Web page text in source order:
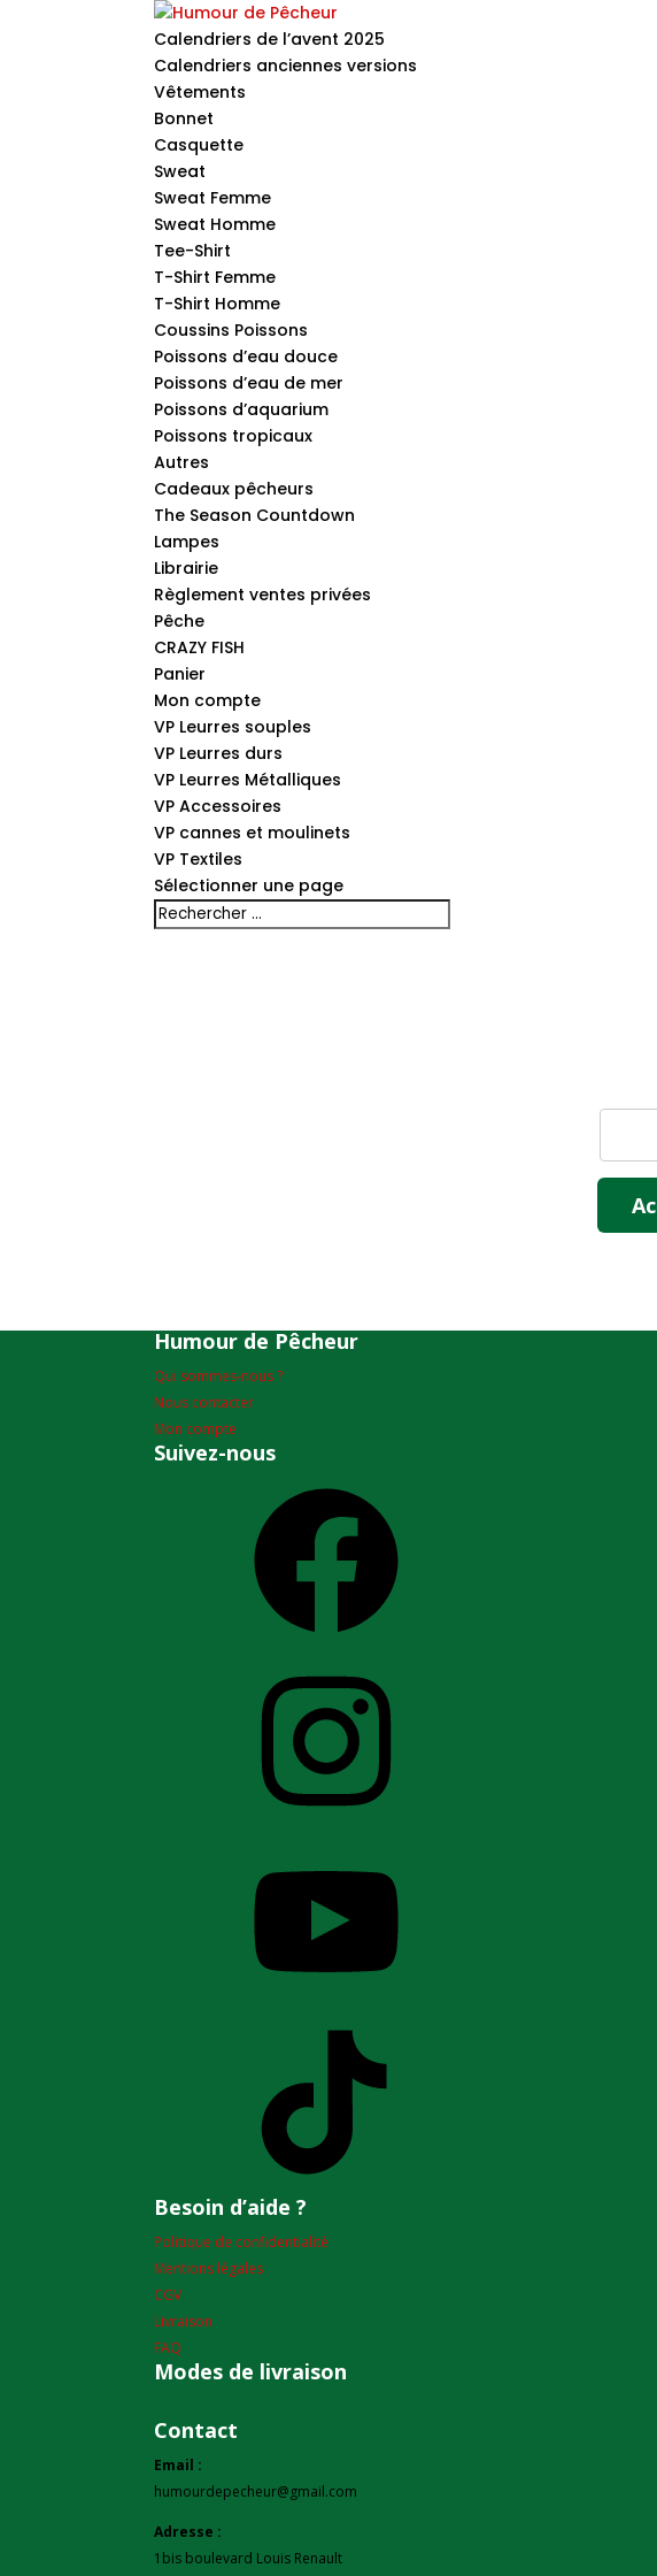
Calendriers de l’avent 2025
Calendriers anciennes versions
Vêtements
Bonnet
Casquette
Sweat
Sweat Femme
Sweat Homme
Tee-Shirt
T-Shirt Femme
T-Shirt Homme
Coussins Poissons
Poissons d’eau douce
Poissons d’eau de mer
Poissons d’aquarium
Poissons tropicaux
Autres
Cadeaux pêcheurs
The Season Countdown
Lampes
Librairie
Règlement ventes privées
Pêche
CRAZY FISH
Panier
Mon compte
VP Leurres souples
VP Leurres durs
VP Leurres Métalliques
VP Accessoires
VP cannes et moulinets
VP Textiles
Sélectionner une page
Humour de Pêcheur
Qui sommes-nous ?
Nous contacter
Mon compte
Suivez-nous
Besoin d’aide ?
Politique de confidentialité
Mentions légales
CGV
Livraison
FAQ
Modes de livraison
Contact
Email :
humourdepecheur@gmail.com
Adresse :
1bis boulevard Louis Renault